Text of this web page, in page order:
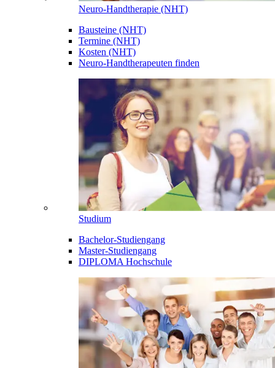
Neuro-Handtherapie (NHT)
Bausteine (NHT)
Termine (NHT)
Kosten (NHT)
Neuro-Handtherapeuten finden
Studium
Bachelor-Studiengang
Master-Studiengang
DIPLOMA Hochschule